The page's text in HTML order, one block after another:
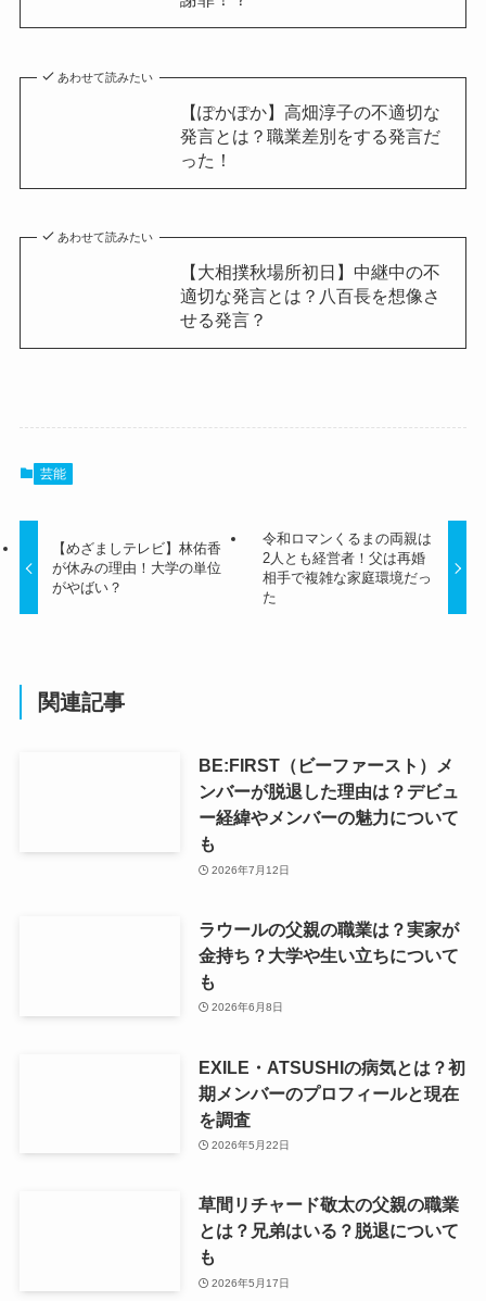
あわせて読みたい
【ぽかぽか】高畑淳子の不適切な
発言とは？職業差別をする発言だ
った！
あわせて読みたい
【大相撲秋場所初日】中継中の不
適切な発言とは？八百長を想像さ
せる発言？
芸能
【めざましテレビ】林佑香
が休みの理由！大学の単位
がやばい？
令和ロマンくるまの両親は
2人とも経営者！父は再婚
相手で複雑な家庭環境だっ
た
関連記事
BE:FIRST（ビーファースト）メ
ンバーが脱退した理由は？デビュ
ー経緯やメンバーの魅力について
も
2026年7月12日
ラウールの父親の職業は？実家が
金持ち？大学や生い立ちについて
も
2026年6月8日
EXILE・ATSUSHIの病気とは？初
期メンバーのプロフィールと現在
を調査
2026年5月22日
草間リチャード敬太の父親の職業
とは？兄弟はいる？脱退について
も
2026年5月17日